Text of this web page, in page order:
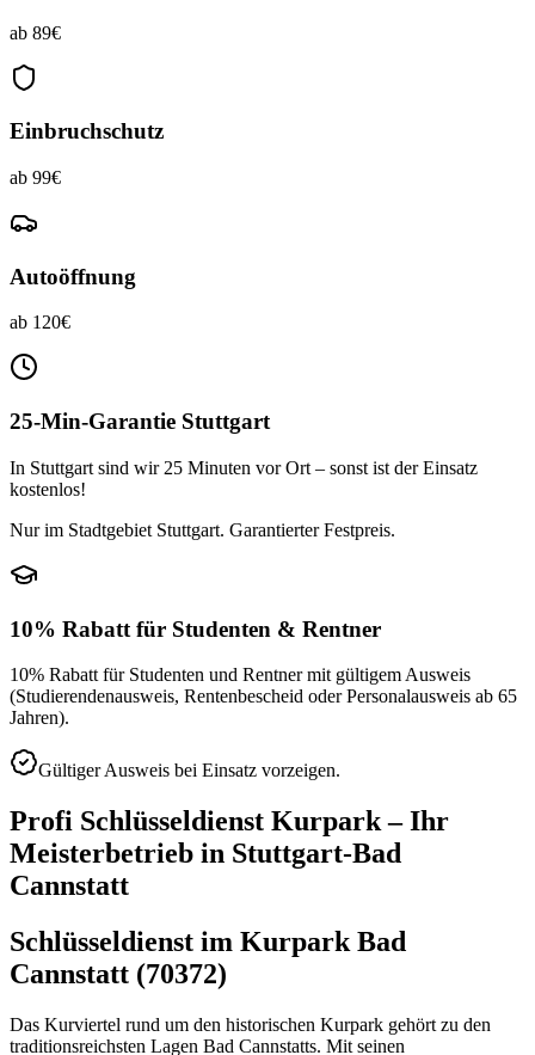
ab 89€
Einbruchschutz
ab 99€
Autoöffnung
ab 120€
25-Min-Garantie Stuttgart
In Stuttgart sind wir 25 Minuten vor Ort – sonst ist der Einsatz
kostenlos!
Nur im Stadtgebiet Stuttgart. Garantierter Festpreis.
10% Rabatt für Studenten & Rentner
10% Rabatt für Studenten und Rentner mit gültigem Ausweis
(Studierendenausweis, Rentenbescheid oder Personalausweis ab 65
Jahren).
Gültiger Ausweis bei Einsatz vorzeigen.
Profi Schlüsseldienst Kurpark– Ihr
Meisterbetrieb in Stuttgart-Bad
Cannstatt
Schlüsseldienst im Kurpark Bad
Cannstatt (70372)
Das Kurviertel rund um den historischen Kurpark gehört zu den
traditionsreichsten Lagen Bad Cannstatts. Mit seinen